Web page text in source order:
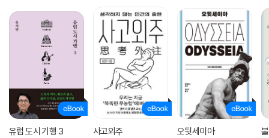
마셨다. ---p.122
1970년 10월 30일 오전 10시, 종로 네거리 보신각 앞에 지하철 전노선의
기준이 되는 수준점이 설정되었고, 이를 계기로 지하철 건설이 본격 시작
되었다. 옛 전차 노선 아래로 지하철을 놓겠다는 명시적 합의는 없었지만,
또 이미 이때의 서울은 사대문 안으로 국한되었던 1890년대의 서울이 아
니었지만, 사람들은 여전히 종로 네거리 보신각 앞을 서울의 중심으로 인
정했고, 지하철 1호선은 종로를 관통해야 한다고 생각했다. 그 무렵까지도
사람들은 종로에 대해 어쩔 수 없는 집단적 이끌림을 느꼈던 것 같다. 그리
상업발전 과정과 관직과 부의 양극화 현상은 서울 주민의 계층 분화를 더
욱 재촉했다. 양반 사대부들이 자기들만의 성을 공고히 하자, 더 이상 건강
한 방식으로 관직에 진출할 수 없게 된 서자·기술직 관리·무반의 무리가 사
적인 인맥을 통해 세력 있는 자의 겸인 노릇을 하면서 인생역전을 꿈꾸는
일이 흔해졌고, 이들을 일컫는 말인 ‘무뢰배’라는 말이 유행어가 되었다.
‘촌뜨기’ 역시 계층적 변화와 맞물려 생겨난 말로, ‘서울에서 나고 자란
자’들이 특권화되는 과정을 보여주는 말이다. ‘어섭쇼’는 서울의 계층구조
가 변화를 겪으면서 도시의 익명성이 확장되는 과정에서 중촌 상인들이 그
러한 변화에 적응해 만들어낸 새로운 어법이었다.
유럽 도시 기행 3 사고외주 오뒷세이아